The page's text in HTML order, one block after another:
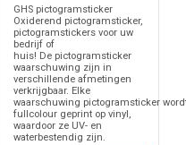
GHS pictogramsticker
Oxiderend pictogramsticker,
pictogramstickers voor uw
bedrijf of
huis! De pictogramsticker
waarschuwing zijn in
verschillende afmetingen
verkrijgbaar. Elke
waarschuwing pictogramsticker
fullcolour geprint op vinyl,
waardoor ze UV- en
waterbestendig zijn.